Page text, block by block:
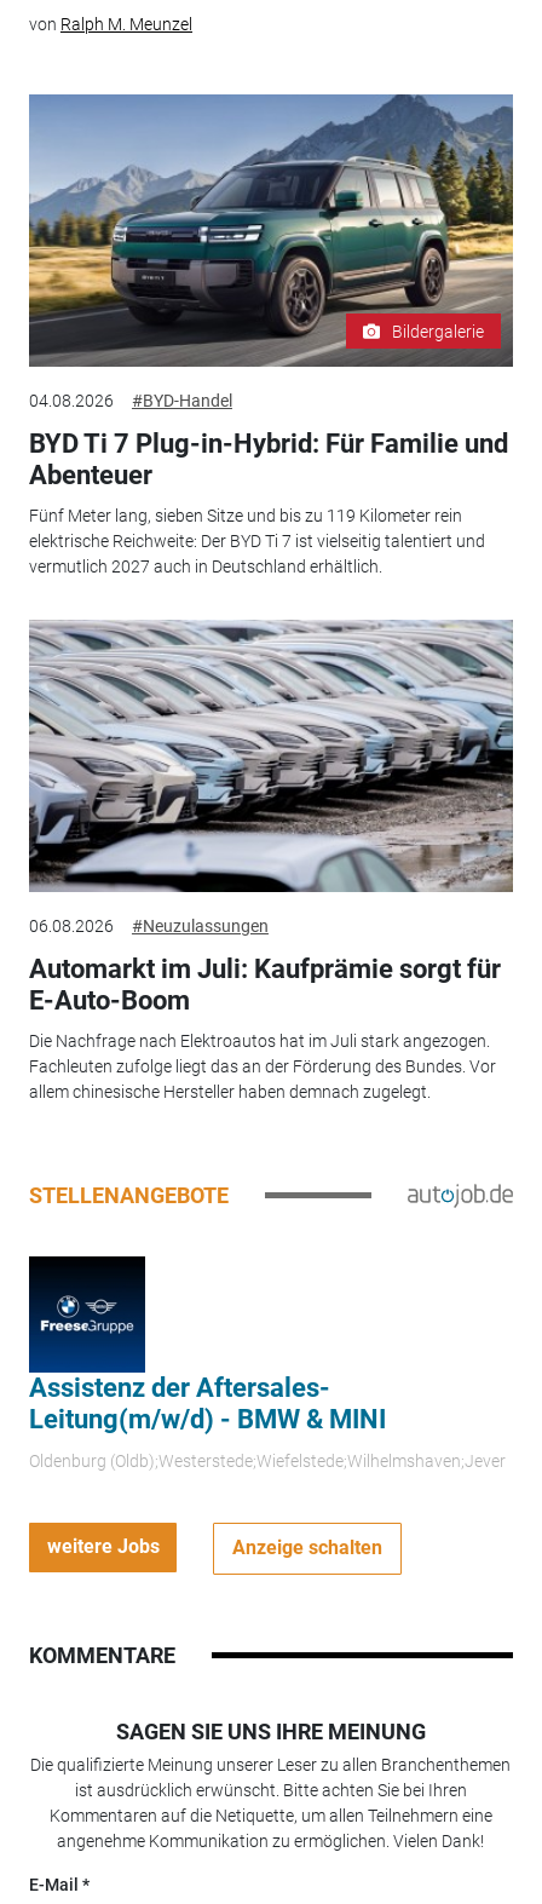
von Ralph M. Meunzel
Bildergalerie
04.08.2026 #BYD-Handel
BYD Ti 7 Plug-in-Hybrid: Für Familie und
Abenteuer
Fünf Meter lang, sieben Sitze und bis zu 119 Kilometer rein
elektrische Reichweite: Der BYD Ti 7 ist vielseitig talentiert und
vermutlich 2027 auch in Deutschland erhältlich.
06.08.2026 #Neuzulassungen
Automarkt im Juli: Kaufprämie sorgt für
E-Auto-Boom
Die Nachfrage nach Elektroautos hat im Juli stark angezogen.
Fachleuten zufolge liegt das an der Förderung des Bundes. Vor
allem chinesische Hersteller haben demnach zugelegt.
STELLENANGEBOTE
Assistenz der Aftersales-
Leitung(m/w/d) - BMW & MINI
Oldenburg (Oldb);Westerstede;Wiefelstede;Wilhelmshaven;Jever
weitere Jobs Anzeige schalten
KOMMENTARE
SAGEN SIE UNS IHRE MEINUNG
Die qualifizierte Meinung unserer Leser zu allen Branchenthemen
ist ausdrücklich erwünscht. Bitte achten Sie bei Ihren
Kommentaren auf die Netiquette, um allen Teilnehmern eine
angenehme Kommunikation zu ermöglichen. Vielen Dank!
E-Mail